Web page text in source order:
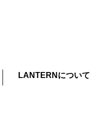
LANTERNについて